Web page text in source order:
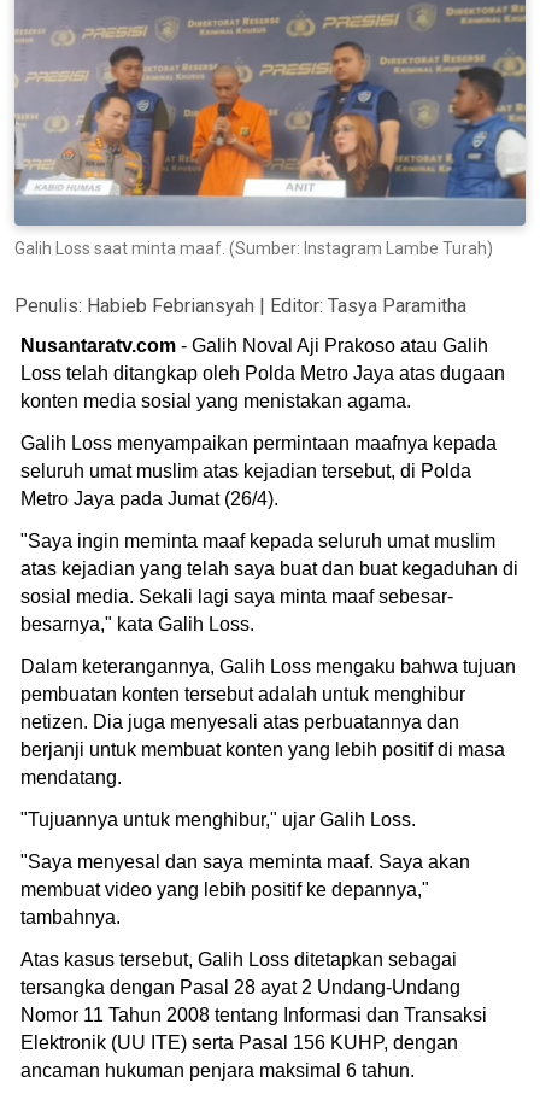
Galih Loss saat minta maaf. (Sumber: Instagram Lambe Turah)
Penulis: Habieb Febriansyah | Editor: Tasya Paramitha
Nusantaratv.com - Galih Noval Aji Prakoso atau Galih
Loss telah ditangkap oleh Polda Metro Jaya atas dugaan
konten media sosial yang menistakan agama.
Galih Loss menyampaikan permintaan maafnya kepada
seluruh umat muslim atas kejadian tersebut, di Polda
Metro Jaya pada Jumat (26/4).
"Saya ingin meminta maaf kepada seluruh umat muslim
atas kejadian yang telah saya buat dan buat kegaduhan di
sosial media. Sekali lagi saya minta maaf sebesar-
besarnya," kata Galih Loss.
Dalam keterangannya, Galih Loss mengaku bahwa tujuan
pembuatan konten tersebut adalah untuk menghibur
netizen. Dia juga menyesali atas perbuatannya dan
berjanji untuk membuat konten yang lebih positif di masa
mendatang.
"Tujuannya untuk menghibur," ujar Galih Loss.
"Saya menyesal dan saya meminta maaf. Saya akan
membuat video yang lebih positif ke depannya,"
tambahnya.
Atas kasus tersebut, Galih Loss ditetapkan sebagai
tersangka dengan Pasal 28 ayat 2 Undang-Undang
Nomor 11 Tahun 2008 tentang Informasi dan Transaksi
Elektronik (UU ITE) serta Pasal 156 KUHP, dengan
ancaman hukuman penjara maksimal 6 tahun.